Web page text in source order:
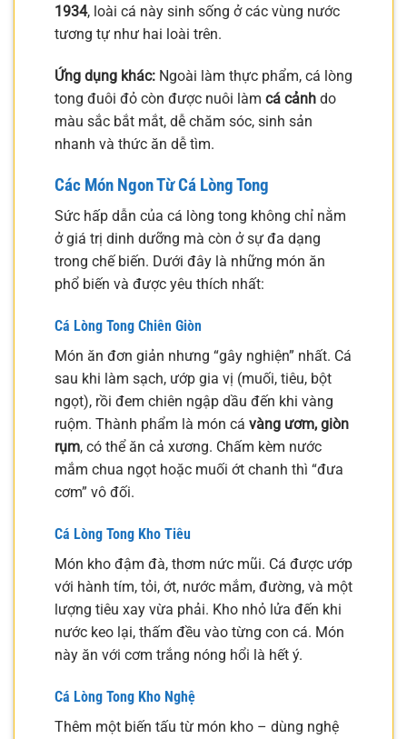
1934, loài cá này sinh sống ở các vùng nước
tương tự như hai loài trên.
Ứng dụng khác: Ngoài làm thực phẩm, cá lòng
tong đuôi đỏ còn được nuôi làm cá cảnh do
màu sắc bắt mắt, dễ chăm sóc, sinh sản
nhanh và thức ăn dễ tìm.
Các Món Ngon Từ Cá Lòng Tong
Sức hấp dẫn của cá lòng tong không chỉ nằm
ở giá trị dinh dưỡng mà còn ở sự đa dạng
trong chế biến. Dưới đây là những món ăn
phổ biến và được yêu thích nhất:
Cá Lòng Tong Chiên Giòn
Món ăn đơn giản nhưng “gây nghiện” nhất. Cá
sau khi làm sạch, ướp gia vị (muối, tiêu, bột
ngọt), rồi đem chiên ngập dầu đến khi vàng
ruộm. Thành phẩm là món cá vàng ươm, giòn
rụm, có thể ăn cả xương. Chấm kèm nước
mắm chua ngọt hoặc muối ớt chanh thì “đưa
cơm” vô đối.
Cá Lòng Tong Kho Tiêu
Món kho đậm đà, thơm nức mũi. Cá được ướp
với hành tím, tỏi, ớt, nước mắm, đường, và một
lượng tiêu xay vừa phải. Kho nhỏ lửa đến khi
nước keo lại, thấm đều vào từng con cá. Món
này ăn với cơm trắng nóng hổi là hết ý.
Cá Lòng Tong Kho Nghệ
Thêm một biến tấu từ món kho – dùng nghệ